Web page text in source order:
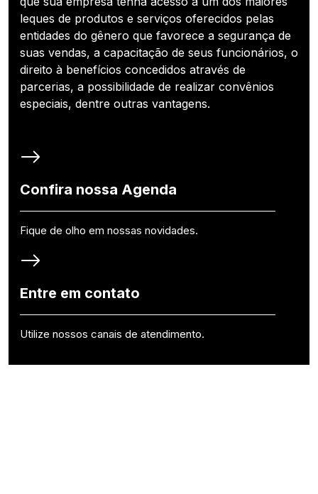
leques de produtos e serviços oferecidos pelas
entidades do gênero que favorece a segurança de
suas vendas, a capacitação de seus funcionários, o
direito à benefícios concedidos através de
parcerias, a possibilidade de realizar convênios
especiais, dentre outras vantagens.
Confira nossa Agenda
Fique de olho em nossas novidades.
Entre em contato
Utilize nossos canais de atendimento.